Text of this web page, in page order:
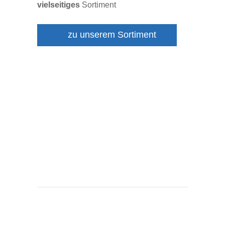
vielseitiges Sortiment
zu unserem Sortiment